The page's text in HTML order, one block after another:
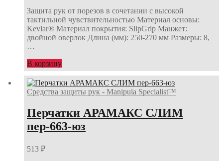
Защита рук от порезов в сочетании с высокой
тактильной чувствительностью Материал основы:
Kevlar® Материал покрытия: SlipGrip Манжет:
двойной оверлок Длина (мм): 250-270 мм Размеры: 8,
…
В корзину
Средства защиты рук - Manipula Specialist™
Перчатки АРАМАКС СЛИМ
пер-663-юз
513 ₽